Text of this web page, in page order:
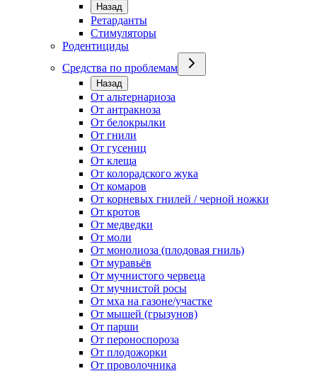
Назад
Ретарданты
Стимуляторы
Родентициды
Средства по проблемам
Назад
От альтернариоза
От антракноза
От белокрылки
От гнили
От гусениц
От клеща
От колорадского жука
От комаров
От корневых гнилей / черной ножки
От кротов
От медведки
От моли
От монолиоза (плодовая гниль)
От муравьёв
От мучнистого червеца
От мучнистой росы
От мха на газоне/участке
От мышей (грызунов)
От парши
От пероноспороза
От плодожорки
От проволочника